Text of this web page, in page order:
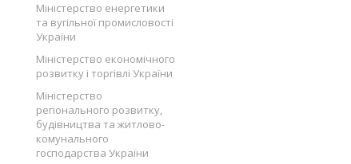
Міністерство енергетики
та вугільної промисловості
України
Міністерство економічного
розвитку і торгівлі України
Міністерство
регіонального розвитку,
будівництва та житлово-
комунального
господарства України